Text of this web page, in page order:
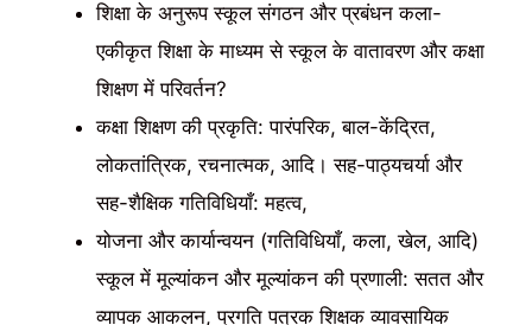
शिक्षा के अनुरूप स्कूल संगठन और प्रबंधन कला-
एकीकृत शिक्षा के माध्यम से स्कूल के वातावरण और कक्षा
शिक्षण में परिवर्तन?
कक्षा शिक्षण की प्रकृति: पारंपरिक, बाल-केंद्रित,
लोकतांत्रिक, रचनात्मक, आदि। सह-पाठ्यचर्या और
सह-शैक्षिक गतिविधियाँ: महत्व,
योजना और कार्यान्वयन (गतिविधियाँ, कला, खेल, आदि)
स्कूल में मूल्यांकन और मूल्यांकन की प्रणाली: सतत और
व्यापक आकलन, प्रगति पत्रक शिक्षक व्यावसायिक